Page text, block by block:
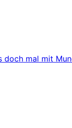
doch mal mit